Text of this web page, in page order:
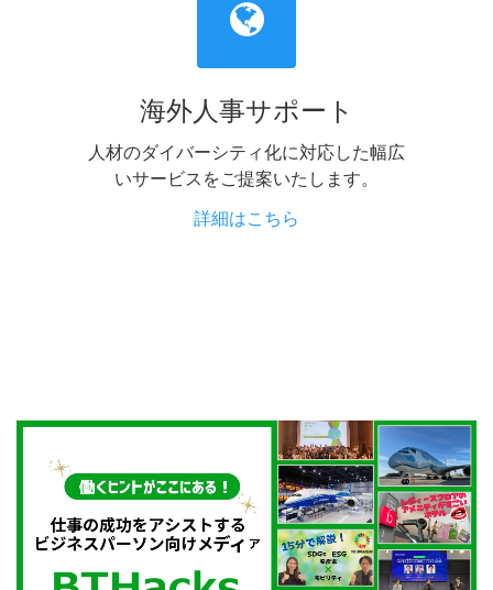
海外人事サポート
人材のダイバーシティ化に対応した幅広
いサービスをご提案いたします。
詳細はこちら